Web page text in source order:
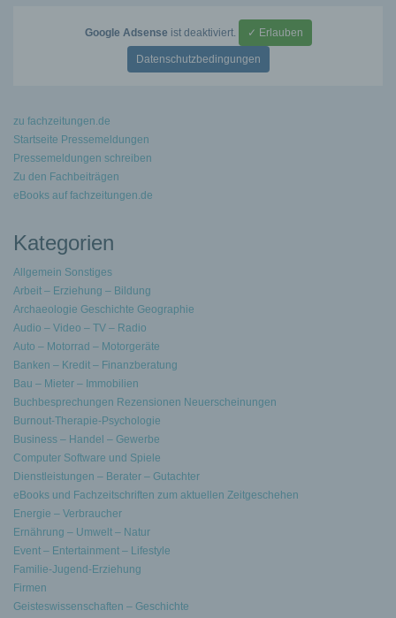
Google Adsense ist deaktiviert. ✓ Erlauben
Datenschutzbedingungen
zu fachzeitungen.de
Startseite Pressemeldungen
Pressemeldungen schreiben
Zu den Fachbeiträgen
eBooks auf fachzeitungen.de
Kategorien
Allgemein Sonstiges
Arbeit – Erziehung – Bildung
Archaeologie Geschichte Geographie
Audio – Video – TV – Radio
Auto – Motorrad – Motorgeräte
Banken – Kredit – Finanzberatung
Bau – Mieter – Immobilien
Buchbesprechungen Rezensionen Neuerscheinungen
Burnout-Therapie-Psychologie
Business – Handel – Gewerbe
Computer Software und Spiele
Dienstleistungen – Berater – Gutachter
eBooks und Fachzeitschriften zum aktuellen Zeitgeschehen
Energie – Verbraucher
Ernährung – Umwelt – Natur
Event – Entertainment – Lifestyle
Familie-Jugend-Erziehung
Firmen
Geisteswissenschaften – Geschichte